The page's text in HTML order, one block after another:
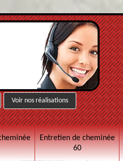
Voir nos réalisations
Entretien de cheminée
60